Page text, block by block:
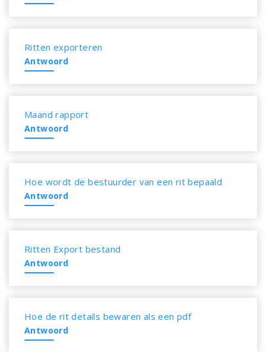
Ritten exporteren
Antwoord
Maand rapport
Antwoord
Hoe wordt de bestuurder van een rit bepaald
Antwoord
Ritten Export bestand
Antwoord
Hoe de rit details bewaren als een pdf
Antwoord